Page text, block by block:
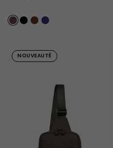
Chocolat
NoirMarron foncéMarine
NOUVEAUTÉ